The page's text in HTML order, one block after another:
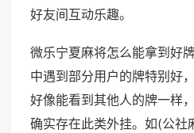
好友间互动乐趣。
微乐宁夏麻将怎么能拿到好
中遇到部分用户的牌特别好
好像能看到其他人的牌一样
确实存在此类外挂。如(公社